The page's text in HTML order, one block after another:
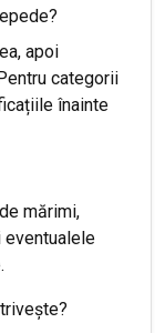
apoi
categorii
înainte
mărimi,
eventualele